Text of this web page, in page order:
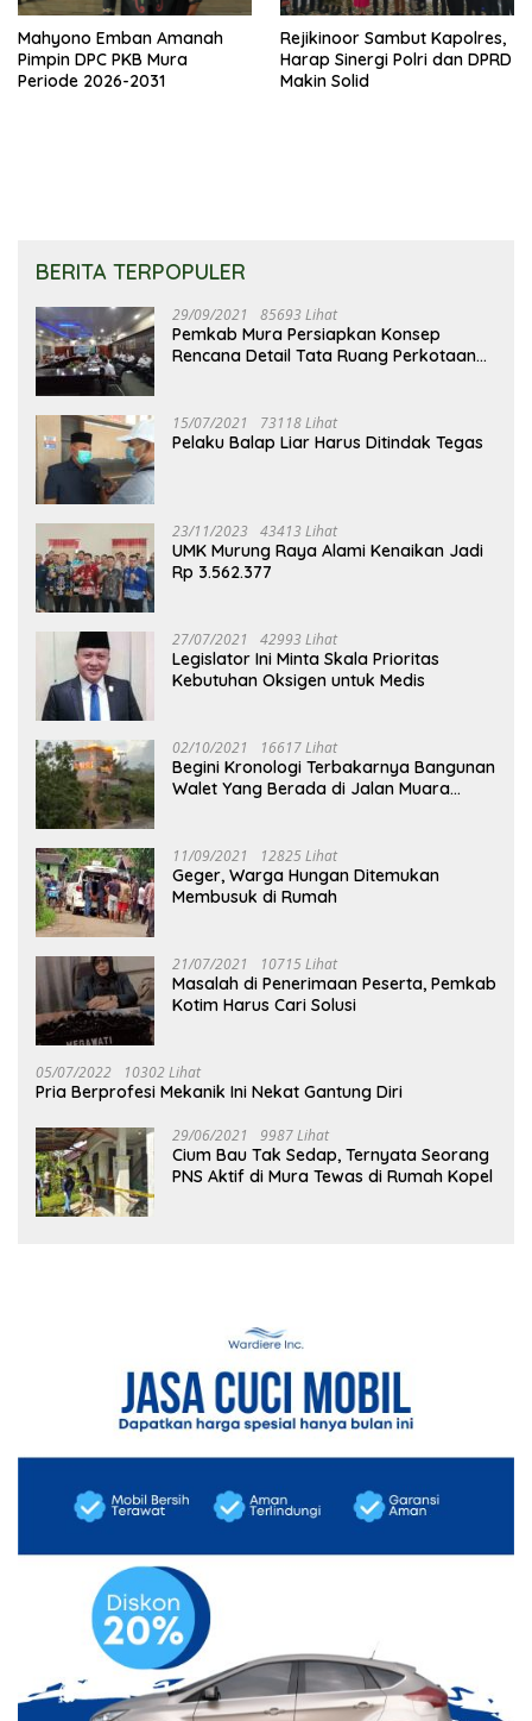
Mahyono Emban Amanah
Pimpin DPC PKB Mura
Periode 2026-2031
Rejikinoor Sambut Kapolres,
Harap Sinergi Polri dan DPRD
Makin Solid
BERITA TERPOPULER
29/09/2021 85693 Lihat
Pemkab Mura Persiapkan Konsep
Rencana Detail Tata Ruang Perkotaan
15/07/2021 73118 Lihat
Pelaku Balap Liar Harus Ditindak Tegas
23/11/2023 43413 Lihat
UMK Murung Raya Alami Kenaikan Jadi
Rp 3.562.377
27/07/2021 42993 Lihat
Legislator Ini Minta Skala Prioritas
Kebutuhan Oksigen untuk Medis
02/10/2021 16617 Lihat
Begini Kronologi Terbakarnya Bangunan
Walet Yang Berada di Jalan Muara
11/09/2021 12825 Lihat
Geger, Warga Hungan Ditemukan
Membusuk di Rumah
21/07/2021 10715 Lihat
Masalah di Penerimaan Peserta, Pemkab
Kotim Harus Cari Solusi
05/07/2022 10302 Lihat
Pria Berprofesi Mekanik Ini Nekat Gantung Diri
29/06/2021 9987 Lihat
Cium Bau Tak Sedap, Ternyata Seorang
PNS Aktif di Mura Tewas di Rumah Kopel